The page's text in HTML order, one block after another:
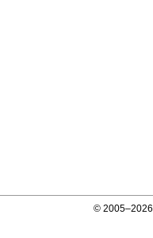
© 2005–2026